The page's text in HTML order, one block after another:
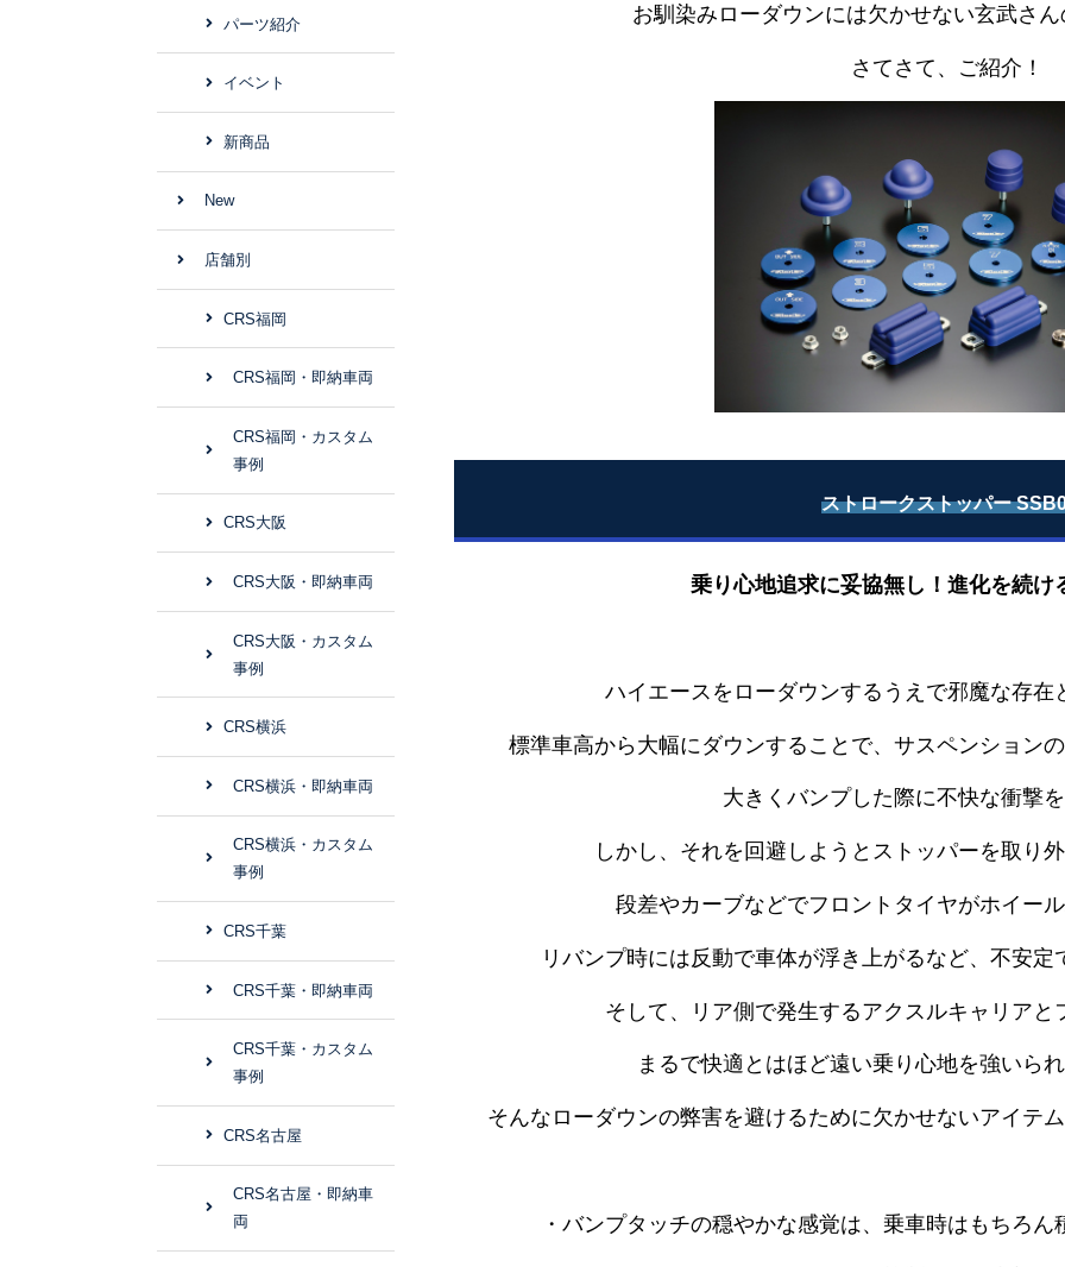
お馴染みローダウンには欠かせない玄武さ
さてさて、ご紹介！
ストロークストッパー
乗り心地追求に妥協無し！進化を続け
ハイエースをローダウンするうえで邪魔な存在
標準車高から大幅にダウンすることで、サスペンション
大きくバンプした際に不快な衝撃
しかし、それを回避しようとストッパーを取り
段差やカーブなどでフロントタイヤがホイー
リバンプ時には反動で車体が浮き上がるなど、不安
そして、リア側で発生するアクスルキャリアと
まるで快適とはほど遠い乗り心地を強いら
そんなローダウンの弊害を避けるために欠かせないアイテ
・バンプタッチの穏やかな感覚は、乗車時はもちろ
パーツ紹介
イベント
新商品
New
店舗別
CRS福岡
CRS福岡・即納車両
CRS福岡・カスタム
事例
CRS大阪
CRS大阪・即納車両
CRS大阪・カスタム
事例
CRS横浜
CRS横浜・即納車両
CRS横浜・カスタム
事例
CRS千葉
CRS千葉・即納車両
CRS千葉・カスタム
事例
CRS名古屋
CRS名古屋・即納車
両